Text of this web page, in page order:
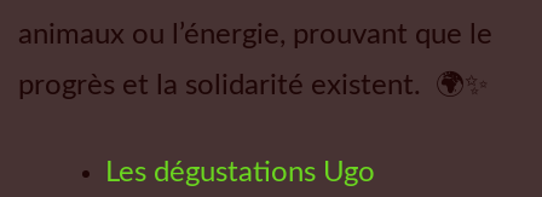
animaux ou l’énergie, prouvant que le
progrès et la solidarité existent. 🌍✨
Les dégustations Ugo